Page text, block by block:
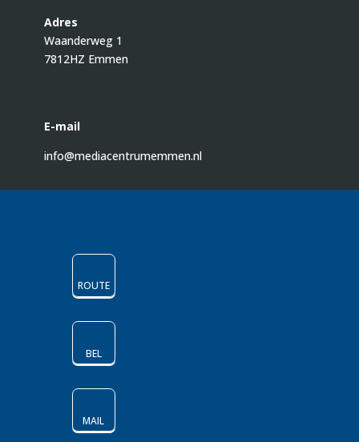
Adres
Waanderweg 1
7812HZ Emmen
E-mail
info@mediacentrumemmen.nl
ROUTE
BEL
MAIL